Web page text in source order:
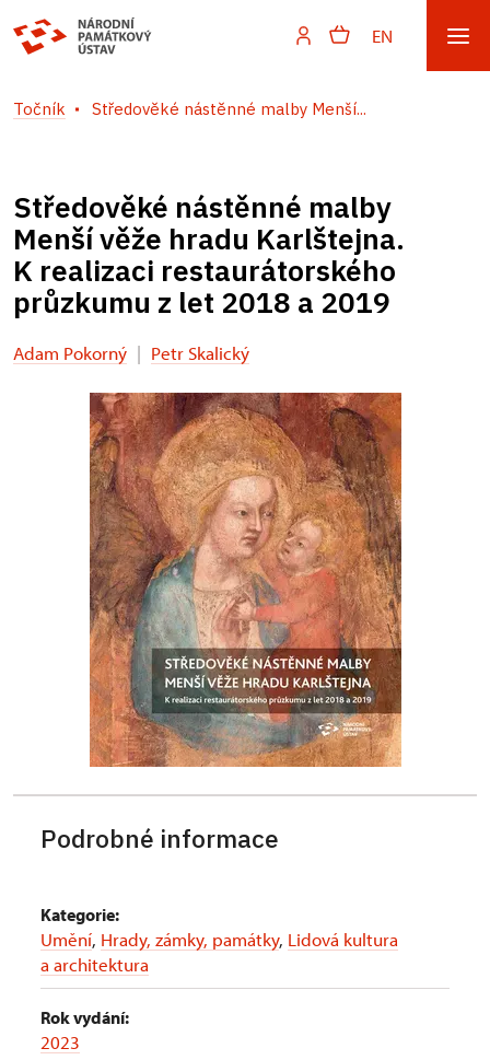
EN
Točník Středověké nástěnné malby Menší...
Středověké nástěnné malby
Menší věže hradu Karlštejna.
K realizaci restaurátorského
průzkumu z let 2018 a 2019
Adam Pokorný | Petr Skalický
Podrobné informace
Kategorie:
Umění, Hrady, zámky, památky, Lidová kultura
a architektura
Rok vydání:
2023